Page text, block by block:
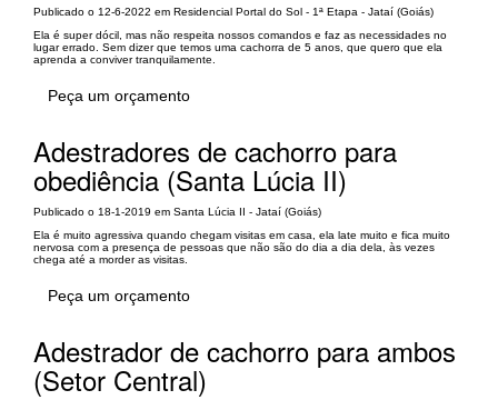
Publicado o 12-6-2022 em Residencial Portal do Sol - 1ª Etapa - Jataí (Goiás)
Ela é super dócil, mas não respeita nossos comandos e faz as necessidades no
lugar errado. Sem dizer que temos uma cachorra de 5 anos, que quero que ela
aprenda a conviver tranquilamente.
Peça um orçamento
Adestradores de cachorro para
obediência (Santa Lúcia II)
Publicado o 18-1-2019 em Santa Lúcia II - Jataí (Goiás)
Ela é muito agressiva quando chegam visitas em casa, ela late muito e fica muito
nervosa com a presença de pessoas que não são do dia a dia dela, às vezes
chega até a morder as visitas.
Peça um orçamento
Adestrador de cachorro para ambos
(Setor Central)